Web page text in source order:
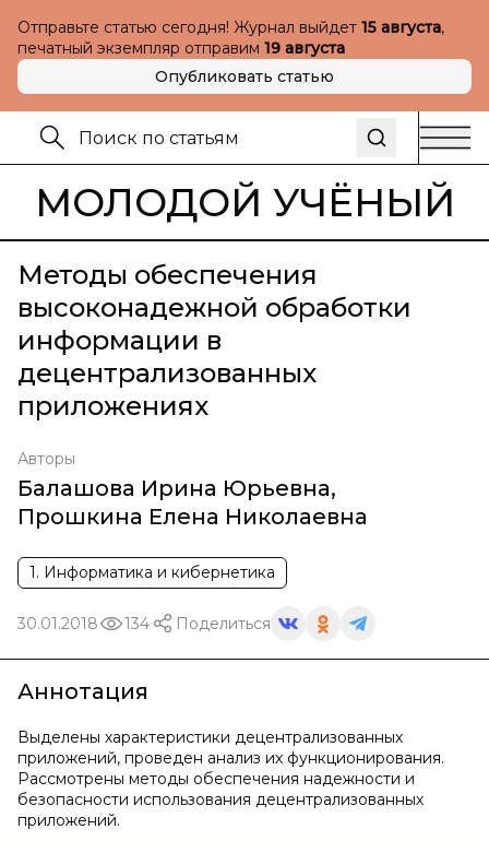
Отправьте статью сегодня! Журнал выйдет 15 августа,
печатный экземпляр отправим 19 августа
Опубликовать статью
МОЛОДОЙ УЧЁНЫЙ
Методы обеспечения
высоконадежной обработки
информации в
децентрализованных
приложениях
Авторы
Балашова Ирина Юрьевна,
Прошкина Елена Николаевна
1. Информатика и кибернетика
30.01.2018 134 Поделиться
Аннотация
Выделены характеристики децентрализованных
приложений, проведен анализ их функционирования.
Рассмотрены методы обеспечения надежности и
безопасности использования децентрализованных
приложений.